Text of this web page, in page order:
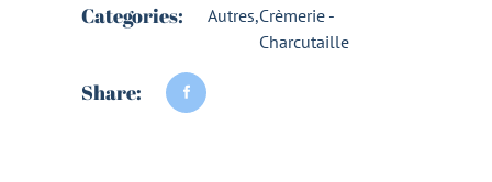
Categories: Autres,Crèmerie -
Charcutaille
Share: